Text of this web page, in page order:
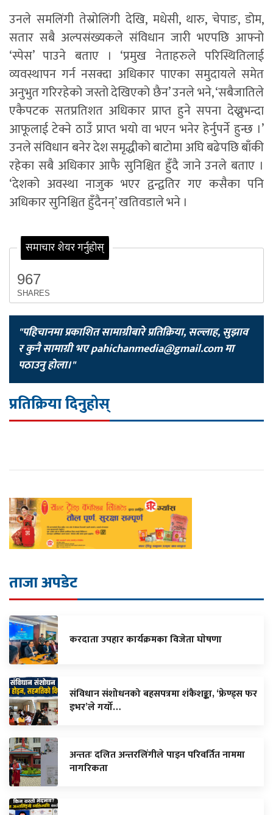
उनले समलिंगी तेस्रोलिंगी देखि, मधेसी, थारु, चेपाङ, डोम,
सतार सबै अल्पसंख्यकले संविधान जारी भएपछि आफ्नो
‘स्पेस’ पाउने बताए । ‘प्रमुख नेताहरुले परिस्थितिलाई
व्यवस्थापन गर्न नसक्दा अधिकार पाएका समुदायले समेत
अनुभुत गरिरहेको जस्तो देखिएको छैन’ उनले भने, ‘सबैजातिले
एकैपटक सतप्रतिशत अधिकार प्राप्त हुने सपना देख्नुभन्दा
आफूलाई टेक्ने ठाउँ प्राप्त भयो वा भएन भनेर हेर्नुपर्ने हुन्छ ।’
उनले संविधान बनेर देश समृद्धीको बाटोमा अघि बढेपछि बाँकी
रहेका सबै अधिकार आफै सुनिश्चित हुँदै जाने उनले बताए ।
‘देशको अवस्था नाजुक भएर द्वन्द्वतिर गए कसैका पनि
अधिकार सुनिश्चित हुँदैनन्’ खतिवडाले भने ।
समाचार शेयर गर्नुहोस्
967
SHARES
"पहिचानमा प्रकाशित सामाग्रीबारे प्रतिक्रिया, सल्लाह, सुझाव
र कुनै सामाग्री भएpahichanmedia@gmail.comमा
पठाउनु होला।"
प्रतिक्रिया दिनुहोस्
ताजा अपडेट
करदाता उपहार कार्यक्रमका विजेता घाेषणा
संविधान संशोधनको बहसपत्रमा शंकैशङ्का, ‘फ्रेण्ड्स फर
इभर’ले गर्यो…
अन्ततः दलित अन्तरलिंगीले पाइन परिवर्तित नाममा
नागरिकता